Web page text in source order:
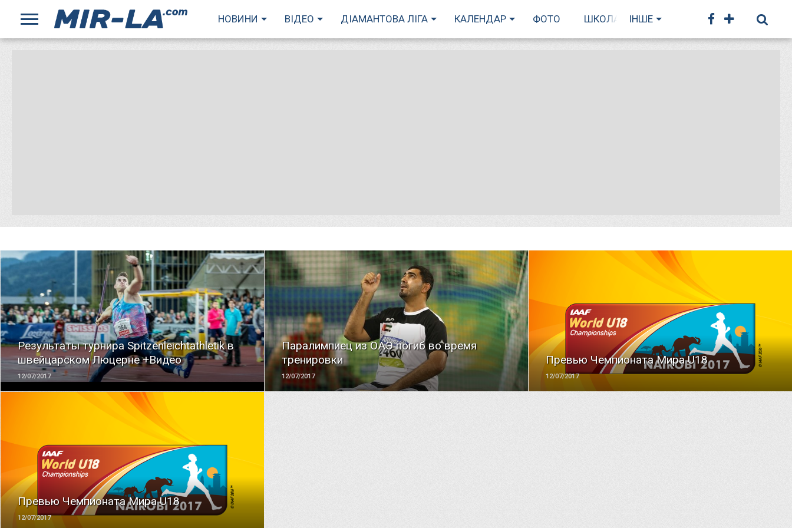
НОВИНИ ВІДЕО ДІАМАНТОВА ЛІГА КАЛЕНДАР ФОТО ШКОЛА БІГУ
ІНШЕ
Результаты турнира Spitzenleichtathletik в
швейцарском Люцерне +Видео
12/07/2017
ЧИТАТЬ
Паралимпиец из ОАЭ погиб во время
тренировки
12/07/2017
ЧИТАТЬ
Превью Чемпионата Мира U18
12/07/2017
ЧИТАТЬ
Превью Чемпионата Мира U18
12/07/2017
ЧИТАТЬ